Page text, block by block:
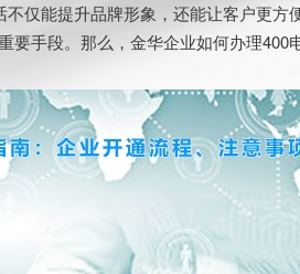
仅能提升品牌形象，还能让客户更方
手段。那么，金华企业如何办理400